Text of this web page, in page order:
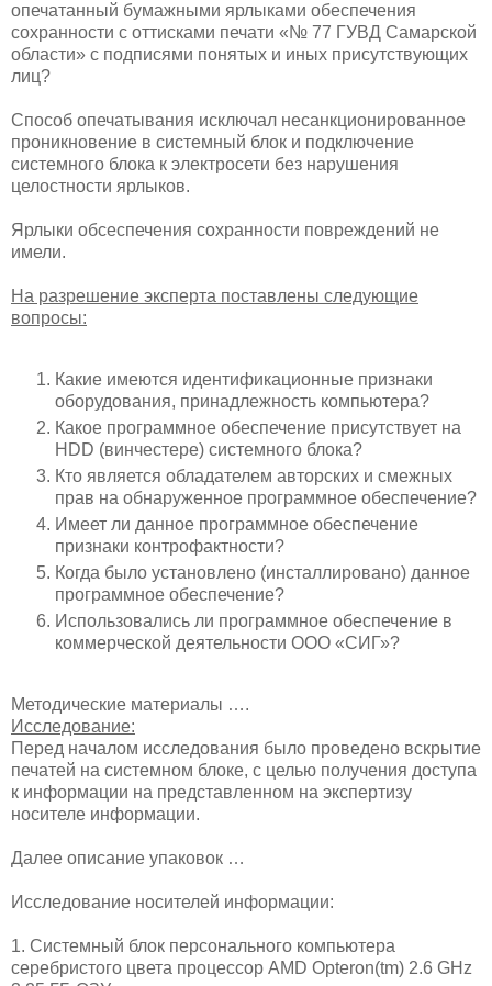
опечатанный бумажными ярлыками обеспечения
сохранности с оттисками печати «№ 77 ГУВД Самарской
области» с подписями понятых и иных присутствующих
лиц?
Способ опечатывания исключал несанкционированное
проникновение в системный блок и подключение
системного блока к электросети без нарушения
целостности ярлыков.
Ярлыки обсеспечения сохранности повреждений не
имели.
На разрешение эксперта поставлены следующие
вопросы:
Какие имеются идентификационные признаки
оборудования, принадлежность компьютера?
Какое программное обеспечение присутствует на
HDD (винчестере) системного блока?
Кто является обладателем авторских и смежных
прав на обнаруженное программное обеспечение?
Имеет ли данное программное обеспечение
признаки контрофактности?
Когда было установлено (инсталлировано) данное
программное обеспечение?
Использовались ли программное обеспечение в
коммерческой деятельности ООО «СИГ»?
Методические материалы ….
Исследование:
Перед началом исследования было проведено вскрытие
печатей на системном блоке, с целью получения доступа
к информации на представленном на экспертизу
носителе информации.
Далее описание упаковок …
Исследование носителей информации:
1. Системный блок персонального компьютера
серебристого цвета процессор AMD Opteron(tm) 2.6 GHz